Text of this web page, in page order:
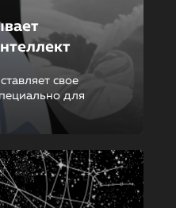
свое
для